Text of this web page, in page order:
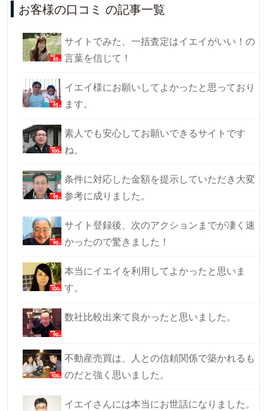
お客様の口コミ の記事一覧
サイトでみた、一括査定はイエイがいい！の
言葉を信じて！
イエイ様にお願いしてよかったと思っており
ます。
素人でも安心してお願いできるサイトです
ね。
条件に対応した金額を提示していただき大変
参考に成りました。
サイト登録後、次のアクションまでが凄く速
かったので驚きました！
本当にイエイを利用してよかったと思いま
す。
数社比較出来て良かったと思いました。
不動産売買は、人との信頼関係で築かれるも
のだと強く思いました。
イエイさんには本当にお世話になりました。